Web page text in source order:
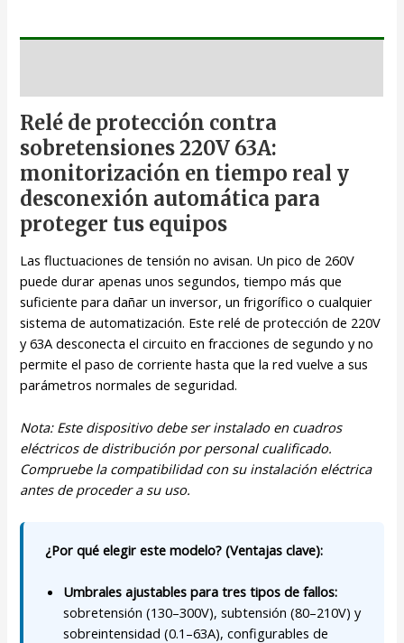
Relé de protección contra
sobretensiones 220V 63A:
monitorización en tiempo real y
desconexión automática para
proteger tus equipos
Las fluctuaciones de tensión no avisan. Un pico de 260V
puede durar apenas unos segundos, tiempo más que
suficiente para dañar un inversor, un frigorífico o cualquier
sistema de automatización. Este relé de protección de 220V
y 63A desconecta el circuito en fracciones de segundo y no
permite el paso de corriente hasta que la red vuelve a sus
parámetros normales de seguridad.
Nota: Este dispositivo debe ser instalado en cuadros
eléctricos de distribución por personal cualificado.
Compruebe la compatibilidad con su instalación eléctrica
antes de proceder a su uso.
¿Por qué elegir este modelo? (Ventajas clave):
Umbrales ajustables para tres tipos de fallos:
sobretensión (130–300V), subtensión (80–210V) y
sobreintensidad (0.1–63A), configurables de